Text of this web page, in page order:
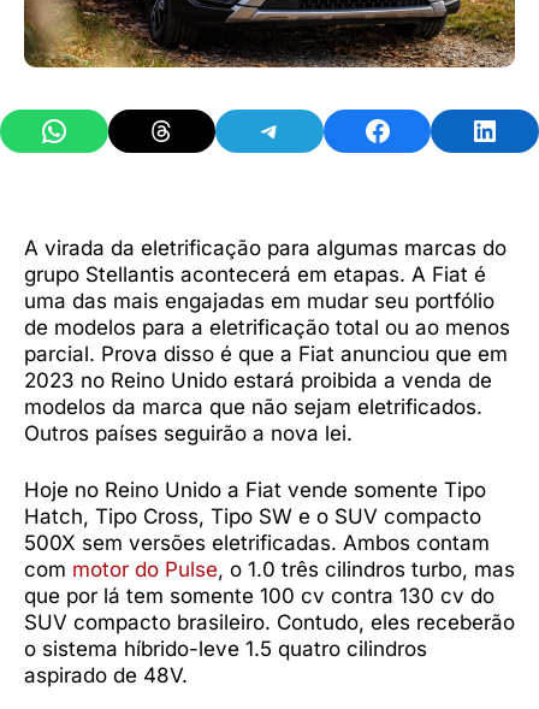
Share on WhatsAppShare on ThreadsShare on TelegramShare on Facebook
A virada da eletrificação para algumas marcas do
grupo Stellantis acontecerá em etapas. A Fiat é
uma das mais engajadas em mudar seu portfólio
de modelos para a eletrificação total ou ao menos
parcial. Prova disso é que a Fiat anunciou que em
2023 no Reino Unido estará proibida a venda de
modelos da marca que não sejam eletrificados.
Outros países seguirão a nova lei.
Hoje no Reino Unido a Fiat vende somente Tipo
Hatch, Tipo Cross, Tipo SW e o SUV compacto
500X sem versões eletrificadas. Ambos contam
com motor do Pulse, o 1.0 três cilindros turbo, mas
que por lá tem somente 100 cv contra 130 cv do
SUV compacto brasileiro. Contudo, eles receberão
o sistema híbrido-leve 1.5 quatro cilindros
aspirado de 48V.